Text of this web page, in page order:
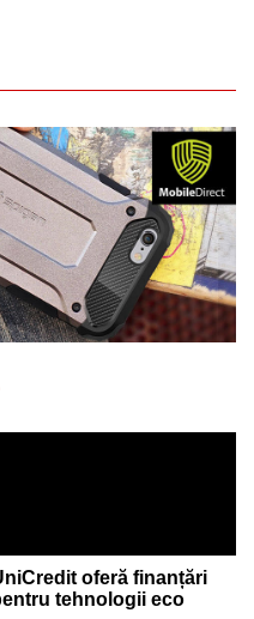
oferă finanțări
tehnologii eco